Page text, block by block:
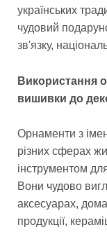
українських
чудовий
зв'язку,
Використання
вишивки до
Орнаменти з
різних сферах
інструментом
Вони чудово
аксесуарах,
продукції,